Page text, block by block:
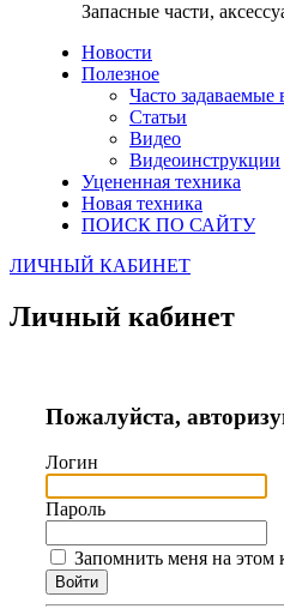
Запасные части,
Новости
Полезное
Часто задаваемые
Статьи
Видео
Видеоинструкции
Уцененная техника
Новая техника
ПОИСК ПО САЙТУ
ЛИЧНЫЙ КАБИНЕТ
Личный кабинет
Пожалуйста,
Логин
Пароль
Запомнить меня на этом